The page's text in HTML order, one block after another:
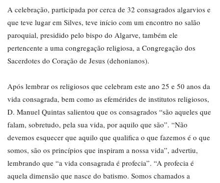
A celebração, participada por cerca de 32 consagrados algarvios e
que teve lugar em Silves, teve início com um encontro no salão
paroquial, presidido pelo bispo do Algarve, também ele
pertencente a uma congregação religiosa, a Congregação dos
Sacerdotes do Coração de Jesus (dehonianos).
Após lembrar os religiosos que celebram este ano 25 e 50 anos da
vida consagrada, bem como as efemérides de institutos religiosos,
D. Manuel Quintas salientou que os consagrados “são aqueles que
falam, sobretudo, pela sua vida, por aquilo que são”. “Não
devemos esquecer que aquilo que qualifica o que fazemos é o que
somos, são os princípios que inspiram a nossa vida”, advertiu,
lembrando que “a vida consagrada é profecia”. “A profecia é
aquela dimensão que nasce do batismo. Somos chamados a